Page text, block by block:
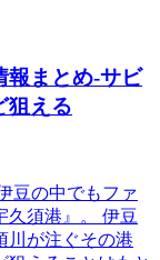
報まとめ-サビ
狙える
豆の中でもファ
久須港』。 伊豆
川が注ぐその港